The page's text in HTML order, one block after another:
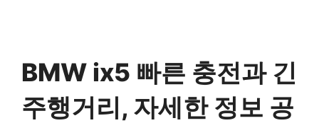
BMW ix5 빠른 충전과 긴
주행거리, 자세한 정보 공